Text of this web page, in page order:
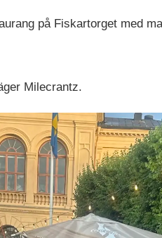
på Fiskartorget med
Milecrantz.